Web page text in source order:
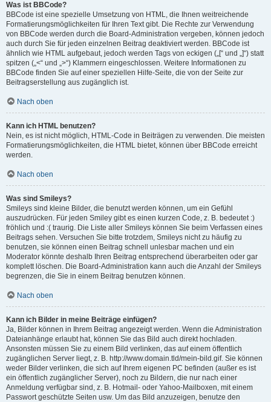
Was ist BBCode?
BBCode ist eine spezielle Umsetzung von HTML, die Ihnen weitreichende
Formatierungsmöglichkeiten für Ihren Text gibt. Die Rechte zur Verwendung
von BBCode werden durch die Board-Administration vergeben, können jedoch
auch durch Sie für jeden einzelnen Beitrag deaktiviert werden. BBCode ist
ähnlich wie HTML aufgebaut, jedoch werden Tags von eckigen („[“ und „]“) statt
spitzen („<“ und „>“) Klammern eingeschlossen. Weitere Informationen zu
BBCode finden Sie auf einer speziellen Hilfe-Seite, die von der Seite zur
Beitragserstellung aus zugänglich ist.
Nach oben
Kann ich HTML benutzen?
Nein, es ist nicht möglich, HTML-Code in Beiträgen zu verwenden. Die meisten
Formatierungsmöglichkeiten, die HTML bietet, können über BBCode erreicht
werden.
Nach oben
Was sind Smileys?
Smileys sind kleine Bilder, die benutzt werden können, um ein Gefühl
auszudrücken. Für jeden Smiley gibt es einen kurzen Code, z. B. bedeutet :)
fröhlich und :( traurig. Die Liste aller Smileys können Sie beim Verfassen eines
Beitrags sehen. Versuchen Sie bitte trotzdem, Smileys nicht zu häufig zu
benutzen, sie können einen Beitrag schnell unlesbar machen und ein
Moderator könnte deshalb Ihren Beitrag entsprechend überarbeiten oder gar
komplett löschen. Die Board-Administration kann auch die Anzahl der Smileys
begrenzen, die Sie in einem Beitrag benutzen können.
Nach oben
Kann ich Bilder in meine Beiträge einfügen?
Ja, Bilder können in Ihrem Beitrag angezeigt werden. Wenn die Administration
Dateianhänge erlaubt hat, können Sie das Bild auch direkt hochladen.
Ansonsten müssen Sie zu einem Bild verlinken, das auf einem öffentlich
zugänglichen Server liegt, z. B. http://www.domain.tld/mein-bild.gif. Sie können
weder Bilder verlinken, die sich auf Ihrem eigenen PC befinden (außer es ist
ein öffentlich zugänglicher Server), noch zu Bildern, die nur nach einer
Anmeldung verfügbar sind, z. B. Hotmail- oder Yahoo-Mailboxen, mit einem
Passwort geschützte Seiten usw. Um das Bild anzuzeigen, benutze den